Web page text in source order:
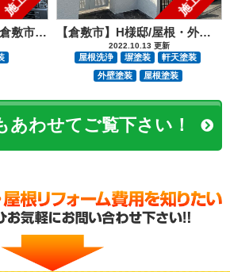
外壁塗装工事 / 岡山県倉敷市K様邸 【倉敷市】H様邸/屋根・外壁塗装工事
2022.10.13 更新
屋根洗浄 塀塗装
軒天塗装
外壁塗装
屋根塗装
あわせてご覧下さい！